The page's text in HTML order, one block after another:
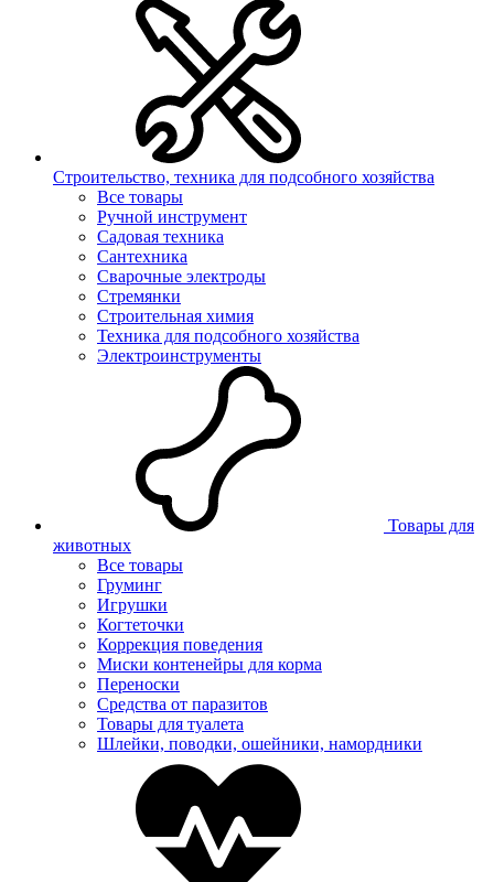
Строительство, техника для подсобного хозяйства
Все товары
Ручной инструмент
Садовая техника
Сантехника
Сварочные электроды
Стремянки
Строительная химия
Техника для подсобного хозяйства
Электроинструменты
Товары для
животных
Все товары
Груминг
Игрушки
Когтеточки
Коррекция поведения
Миски контенейры для корма
Переноски
Средства от паразитов
Товары для туалета
Шлейки, поводки, ошейники, намордники